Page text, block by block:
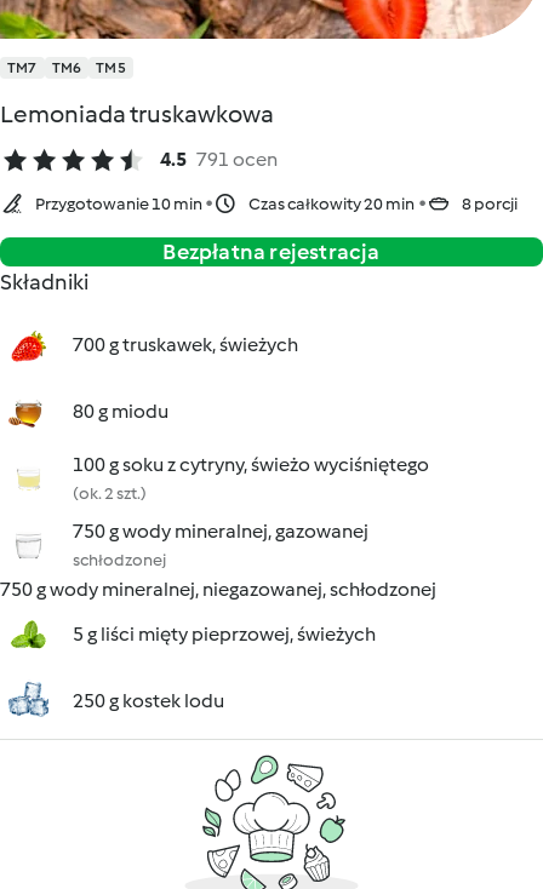
TM7 TM6 TM5
Lemoniada truskawkowa
4.5 791 ocen
Przygotowanie 10 min Czas całkowity 20 min 8 porcji
Bezpłatna rejestracja
Składniki
700 g truskawek, świeżych
80 g miodu
100 g soku z cytryny, świeżo wyciśniętego
(ok. 2 szt.)
750 g wody mineralnej, gazowanej
schłodzonej
750 g wody mineralnej, niegazowanej, schłodzonej
5 g liści mięty pieprzowej, świeżych
250 g kostek lodu